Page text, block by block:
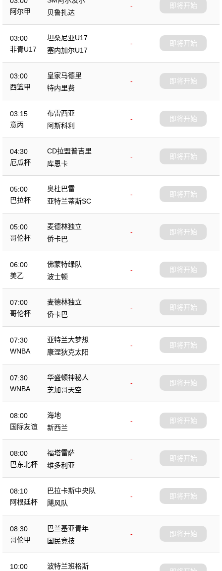
阿尔甲
-
贝鲁扎达
即将开始
03:00
非青U17
坦桑尼亚U17
-
塞内加尔U17
即将开始
03:00
西篮甲
皇家马德里
-
特内里费
即将开始
03:15
意丙
布雷西亚
-
阿斯科利
即将开始
04:30
厄瓜杯
CD拉盟普吉里
-
库恩卡
即将开始
05:00
巴拉杯
奥杜巴雷
-
亚特兰蒂斯SC
即将开始
05:00
哥伦杯
麦德林独立
-
侨卡巴
即将开始
06:00
美乙
佛蒙特绿队
-
波士顿
即将开始
07:00
哥伦杯
麦德林独立
-
侨卡巴
即将开始
07:30
WNBA
亚特兰大梦想
-
康涅狄克太阳
即将开始
07:30
WNBA
华盛顿神秘人
-
芝加哥天空
即将开始
08:00
国际友谊
海地
-
新西兰
即将开始
08:00
巴东北杯
福塔雷萨
-
维多利亚
即将开始
08:10
阿根廷杯
巴拉卡斯中央队
-
飓风队
即将开始
08:30
哥伦甲
巴兰基亚青年
-
国民竞技
即将开始
10:00
波特兰班格斯